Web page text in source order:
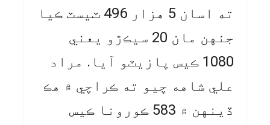
ته اسان 5 هزار 496 ٽيسٽ ڪيا
جنهن مان 20 سيڪڙو يعني
1080 ڪيس پازيٽو آيا. مراد
علي شاهه چيو ته ڪراچي ۾ هڪ
ڏينهن ۾ 583 ڪورونا ڪيس